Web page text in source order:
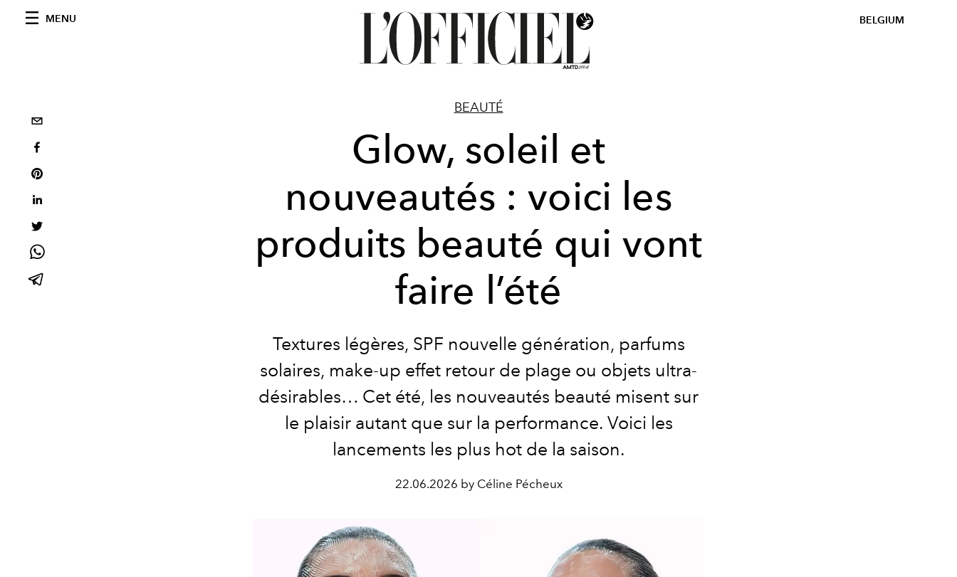
MENU BELGIUM
BEAUTÉ
Glow, soleil et
nouveautés : voici les
produits beauté qui vont
faire l’été
Textures légères, SPF nouvelle génération, parfums
solaires, make-up effet retour de plage ou objets ultra-
désirables… Cet été, les nouveautés beauté misent sur
le plaisir autant que sur la performance. Voici les
lancements les plus hot de la saison.
22.06.2026 by Céline Pécheux